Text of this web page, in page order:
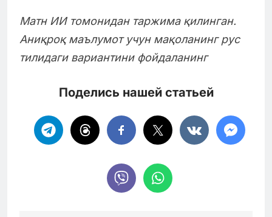
Матн ИИ томонидан таржима қилинган.
Аниқроқ маълумот учун мақоланинг рус
тилидаги вариантини фойдаланинг
Поделись нашей статьей